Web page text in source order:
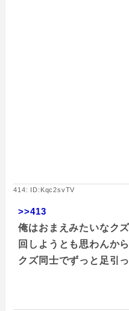
414: ID:Kqc2svTV
>>413
俺はおまえみたいなク
回しようとも思わんか
クズ同士でずっと足引